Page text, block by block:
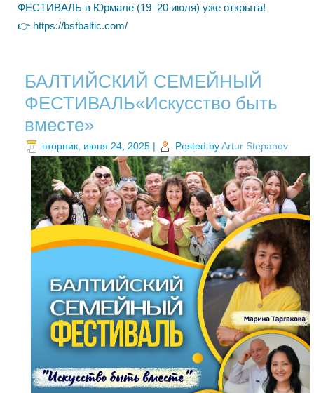
ФЕСТИВАЛЬ в Юрмале (19–20 июля) уже открыта!
👉 https://bsfbaltic.com/
БАЛТИЙСКИЙ СЕМЕЙНЫЙ
ФЕСТИВАЛЬ«Искусство быть
вместе»
вторник, июня 24, 2025 | Posted byArtur Stepanov